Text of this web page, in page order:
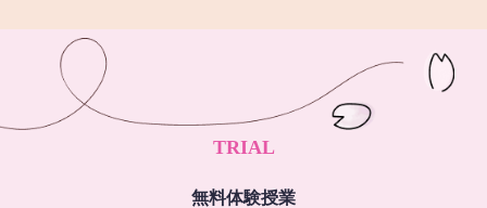
TRIAL
無料体験授業